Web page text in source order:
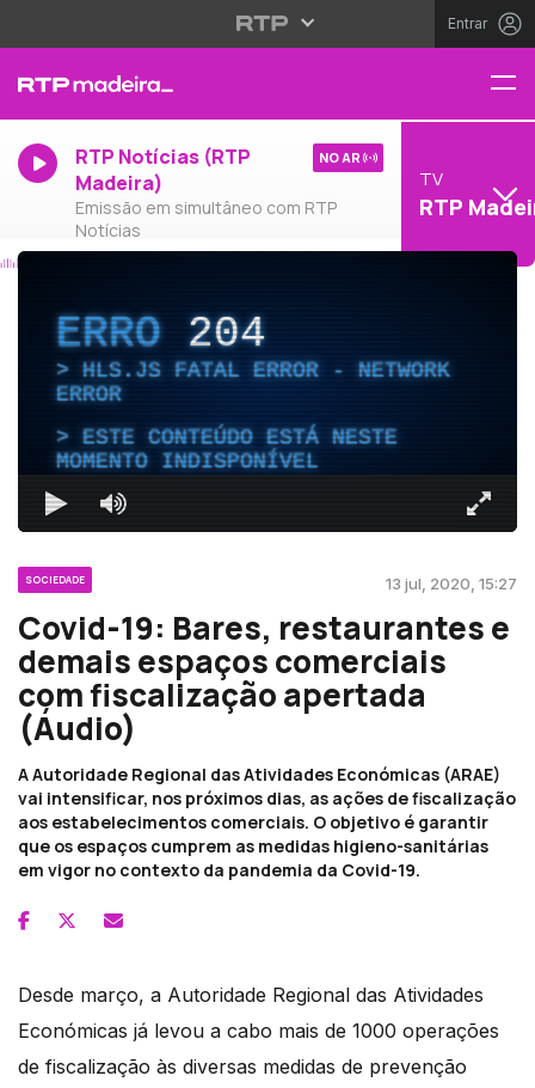
Entrar
RTP Notícias (RTP
Madeira)
Emissão em simultâneo com RTP
Notícias
NO AR
TV
RTP
ERRO204
HLS.JS FATAL ERROR - NETWORK
ERROR
ESTE CONTEÚDO ESTÁ NESTE
MOMENTO INDISPONÍVEL
SOCIEDADE 13 jul, 2020, 15:27
Covid-19: Bares, restaurantes e
demais espaços comerciais
com fiscalização apertada
(Áudio)
A Autoridade Regional das Atividades Económicas (ARAE)
vai intensificar, nos próximos dias, as ações de fiscalização
aos estabelecimentos comerciais. O objetivo é garantir
que os espaços cumprem as medidas higieno-sanitárias
em vigor no contexto da pandemia da Covid-19.
Desde março, a Autoridade Regional das Atividades
Económicas já levou a cabo mais de 1000 operações
de fiscalização às diversas medidas de prevenção